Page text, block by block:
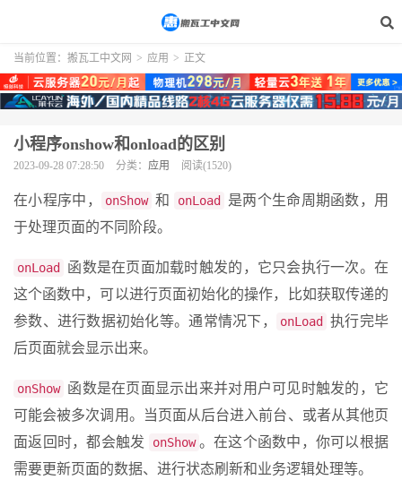
当前位置： 搬瓦工中文网 > 应用 > 正文
小程序onshow和onload的区别
2023-09-28 07:28:50 分类： 应用 阅读(1520)
在小程序中， onShow 和 onLoad
是两个生命周期函数，用
于处理页面的不同阶段。
onLoad
函数是在页面加载时触发的，它只会执行一次。在
这个函数中，可以进行页面初始化的操作，比如获取传递的
参数、进行数据初始化等。通常情况下，
onLoad
执行完毕
后页面就会显示出来。
onShow 函数是在页面显示出来并对用户可见时触发的，它
可能会被多次调用。当页面从后台进入前台、或者从其他页
面返回时，都会触发
onShow 。在这个函数中，你可以根据
需要更新页面的数据、进行状态刷新和业务逻辑处理等。